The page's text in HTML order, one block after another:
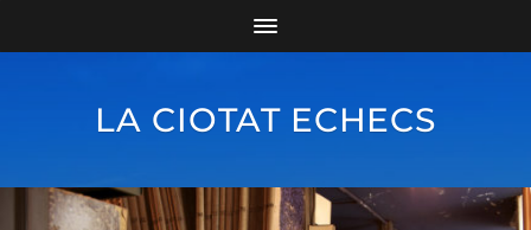
LA CIOTAT ECHECS